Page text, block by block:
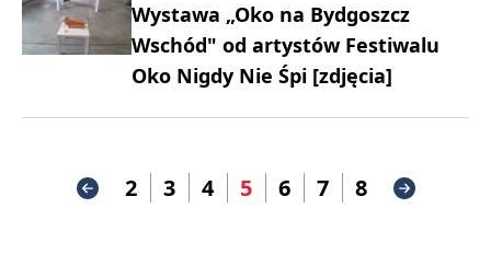
Wystawa „Oko na Bydgoszcz
Wschód" od artystów Festiwalu
Oko Nigdy Nie Śpi [zdjęcia]
2 3 4 5 6 7 8